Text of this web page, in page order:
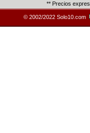
** Precios
© 2002/2022 Solo10.com